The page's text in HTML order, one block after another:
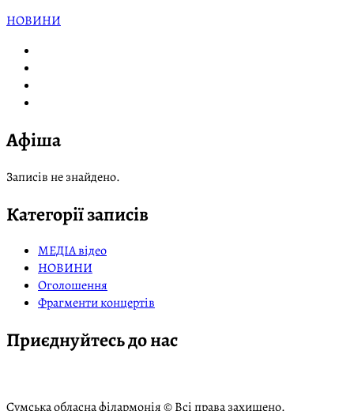
НОВИНИ
Афіша
Записів не знайдено.
Категорії записів
МЕДІА відео
НОВИНИ
Оголошення
Фрагменти концертів
Приєднуйтесь до нас
Сумська обласна філармонія © Всі права захищено.